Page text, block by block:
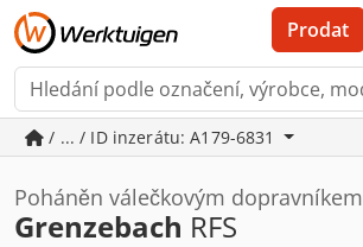
Prodat
/ ... / ID inzerátu: A179-6831
Poháněn válečkovým dopravníkem
Grenzebach RFS